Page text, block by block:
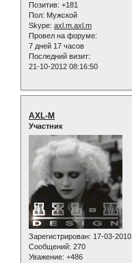
Позитив: +181
Пол: Мужской
Skype: axl.m.axl.m
Провел на форуме:
7 дней 17 часов
Последний визит:
21-10-2012 08:16:50
AXL-M
Участник
Зарегистрирован: 17-03-2010
Сообщений: 270
Уважение: +486